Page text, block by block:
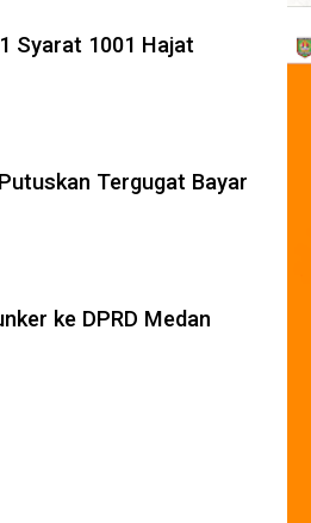
Syarat 1001 Hajat
Tergugat Bayar
ke DPRD Medan